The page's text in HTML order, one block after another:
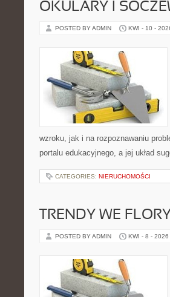
OKULARY I
POSTED BY ADMIN KWI - 10 -
wzroku, jak i na rozpoznawaniu
portalu edukacyjnego, a jej układ
CATEGORIES: NIERUCHOMOŚCI
TRENDY WE
POSTED BY ADMIN KWI - 8 - 2026